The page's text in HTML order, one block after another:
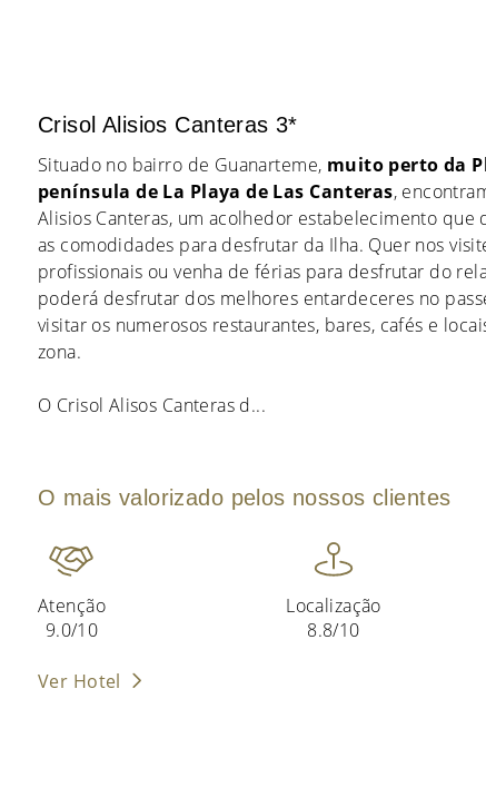
Crisol Alisios Canteras 3*
Situado no bairro de Guanarteme, muito perto da
península de La Playa de Las Canteras,
Alisios Canteras, um acolhedor estabelecimento que
as comodidades para desfrutar da Ilha. Quer nos
profissionais ou venha de férias para desfrutar do
poderá desfrutar dos melhores entardeceres no
visitar os numerosos restaurantes, bares, cafés e
zona.
O Crisol Alisos Canteras d...
O mais valorizado pelos nossos clientes
Atenção
9.0/10
Localização
8.8/10
Ver Hotel